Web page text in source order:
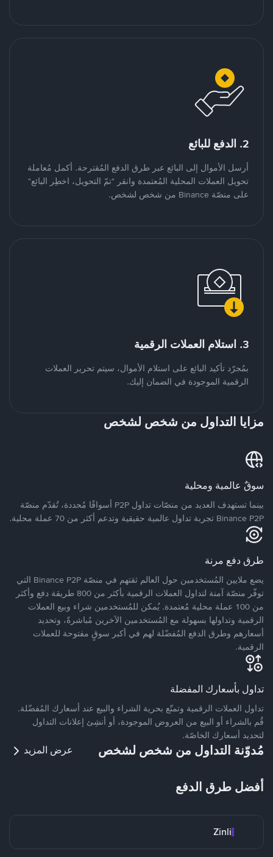
2. الدفع للبائع
أرسل الأموال إلى البائع عبر طرق الدفع المُقترحة. أكمل مُعاملة
تحويل العملات المحلية المُعتمدة وانقر "تمّ التحويل، اخطِر البائع"
على منصّة Binance من شخص لشخص.
3. استلام العملات الرقمية
بمُجرّد تأكيد البائع على استلام الأموال، سيتم تحرير العملات
الرقمية الموجودة في الضمان إليك.
مزايا التداول من شخص لشخص
سوقٌ عالمية ومحلية
بينما تستهدف العديد من منصّات تداول P2P أسواقًا مُحددة، تُقدّم منصّة
Binance P2P تجربة تداول عالمية حقيقية وتدعم أكثر من 70 عملة محلية.
طرق دفع مرنة
يضع ملايين المُستخدمين حول العالم ثقتهم في منصّة Binance P2P التي
توفّر منصّة آمنة لتداول العملات الرقمية بأكثر من 800 طريقة دفع وأكثر
من 100 عملة محلية مُعتمدة. يُمكن للمُستخدمين شراء وبيع العملات
الرقمية وتداولها بسهولة مع المُستخدمين الآخرين مُباشرةً، وتحديد
أسعارهم وطرق الدفع المُفضّلة لهم في أكبر سوقٍ مفتوحة للعملات
الرقمية.
تداول بأسعارك المفضلة
تداول العملات الرقمية وتمتّع بحرية الشراء والبيع عند أسعارك المُفضّلة.
قُم بالشراء أو البيع من العروض الموجودة، أو أنشِئ إعلانات التداول
لتحديد أسعارك الخاصّة.
مُدوّنة التداول من شخص لشخص عرض المزيد
أفضل طرق الدفع
Zinli